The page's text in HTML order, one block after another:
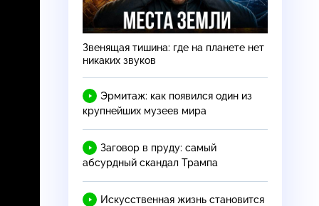
Звенящая тишина: где на планете нет
никаких звуков
Эрмитаж: как появился один из
крупнейших музеев мира
Заговор в пруду: самый
абсурдный скандал Трампа
Искусственная жизнь становится